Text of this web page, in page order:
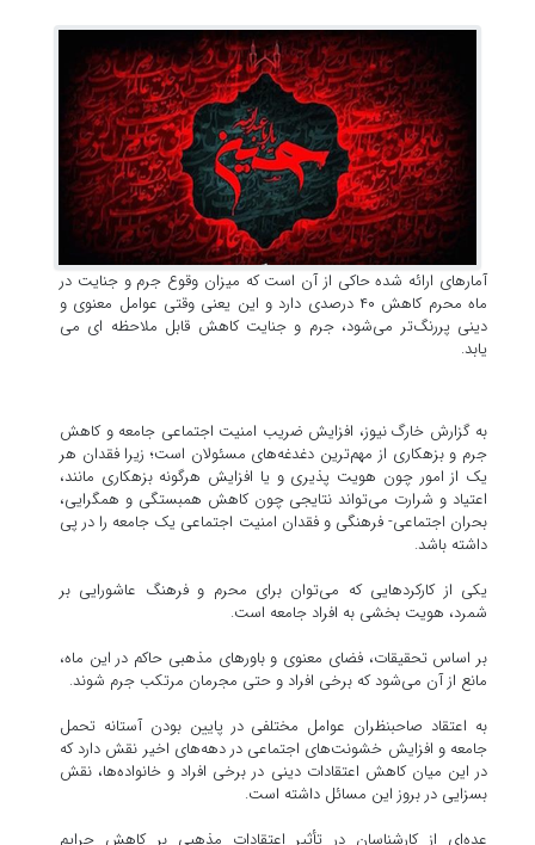
آمارهای ارائه شده حاکی از آن است که میزان وقوع جرم و جنایت در
ماه محرم کاهش ۴۰ درصدی دارد و این یعنی وقتی عوامل معنوی و
دینی پررنگ‌تر می‌شود، جرم و جنایت کاهش قابل ملاحظه ای می
یابد.
به گزارش خارگ نیوز، افزایش ضریب امنیت اجتماعی جامعه و کاهش
جرم و بزهکاری از مهم‌ترین دغدغه‌های مسئولان است؛ زیرا فقدان هر
یک از امور چون هویت پذیری و یا افزایش هرگونه بزهکاری مانند،
اعتیاد و شرارت می‌تواند نتایجی چون کاهش همبستگی و همگرایی،
بحران اجتماعی- فرهنگی و فقدان امنیت اجتماعی یک جامعه را در پی
داشته باشد.
یکی از کارکردهایی که می‌توان برای محرم و فرهنگ عاشورایی بر
شمرد، هویت بخشی به افراد جامعه است.
بر اساس تحقیقات، فضای معنوی و باورهای مذهبی حاکم در این ماه،
مانع از آن می‌شود که برخی افراد و حتی مجرمان مرتکب جرم شوند.
به اعتقاد صاحبنظران عوامل مختلفی در پایین بودن آستانه تحمل
جامعه و افزایش خشونت‌های اجتماعی در دهه‌های اخیر نقش دارد که
در این میان کاهش اعتقادات دینی در برخی افراد و خانواده‌ها، نقش
بسزایی در بروز این مسائل داشته است.
عده‌ای از کارشناسان در تأثیر اعتقادات مذهبی بر کاهش جرایم